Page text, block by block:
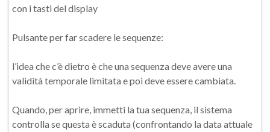
con i tasti del display
Pulsante per far scadere le sequenze:
l’idea che c’è dietro è che una sequenza deve avere una
validità temporale limitata e poi deve essere cambiata.
Quando, per aprire, immetti la tua sequenza, il sistema
controlla se questa è scaduta (confrontando la data attuale